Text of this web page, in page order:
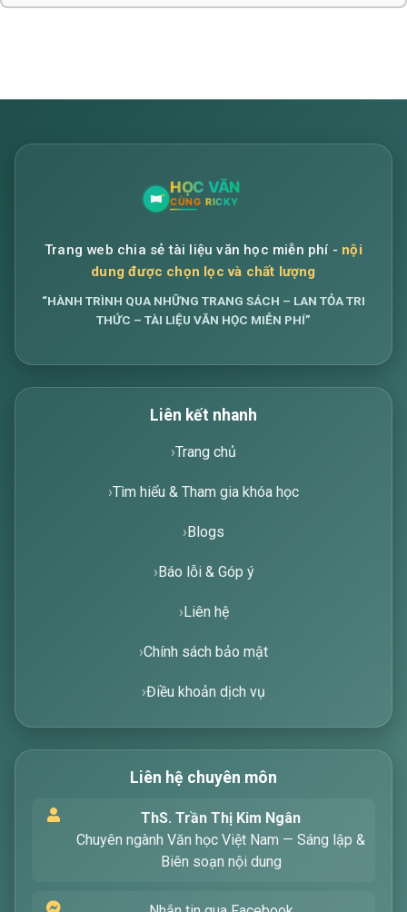
tìm kiếm các bài viết về văn học. Hãy nhập từ
khóa mà bạn quan tâm, tôi sẽ giúp bạn ngay
Trang web chia sẻ tài liệu văn học miễn phí - nội
dung được chọn lọc và chất lượng
“HÀNH TRÌNH QUA NHỮNG TRANG SÁCH – LAN TỎA TRI
THỨC – TÀI LIỆU VĂN HỌC MIỄN PHÍ”
Liên kết nhanh
Trang chủ
Tìm hiểu & Tham gia khóa học
Blogs
Báo lỗi & Góp ý
Liên hệ
Chính sách bảo mật
Điều khoản dịch vụ
Liên hệ chuyên môn
ThS. Trần Thị Kim Ngân
Chuyên ngành Văn học Việt Nam — Sáng lập &
Biên soạn nội dung